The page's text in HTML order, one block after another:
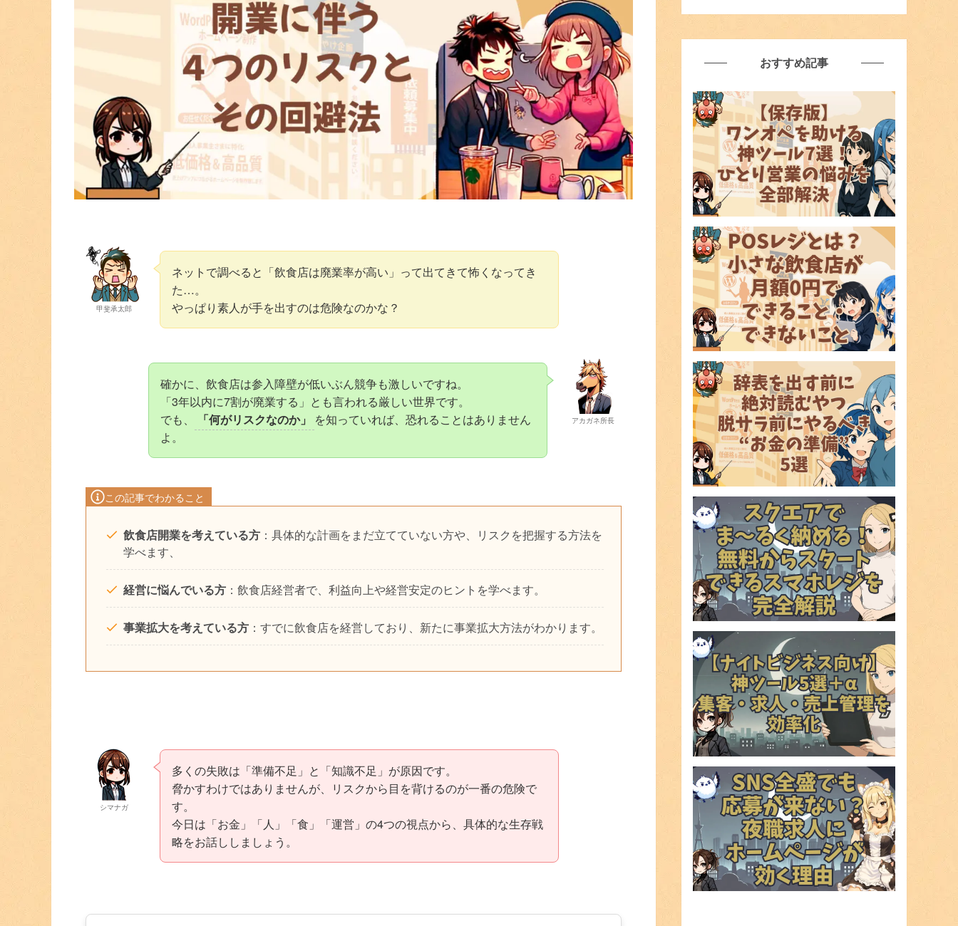
甲斐承太郎
ネットで調べると「飲食店は廃業率が高い」って出てきて怖くなってき
た…。
やっぱり素人が手を出すのは危険なのかな？
アカガネ所長
確かに、飲食店は参入障壁が低いぶん競争も激しいですね。
「3年以内に7割が廃業する」とも言われる厳しい世界です。
でも、
「何がリスクなのか」
を知っていれば、恐れることはありません
よ。
この記事でわかること
飲食店開業を考えている方 ：具体的な計画をまだ立てていない方や、リスクを把握する方法を
学べます、
経営に悩んでいる方 ：飲食店経営者で、利益向上や経営安定のヒントを学べます。
事業拡大を考えている方 ：すでに飲食店を経営しており、新たに事業拡大方法がわかります。
シマナガ
多くの失敗は「準備不足」と「知識不足」が原因です。
脅かすわけではありませんが、リスクから目を背けるのが一番の危険で
す。
今日は「お金」「人」「食」「運営」の4つの視点から、具体的な生存戦
略をお話ししましょう。
おすすめ記事